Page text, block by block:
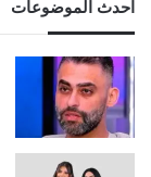
احدث الموضوعات